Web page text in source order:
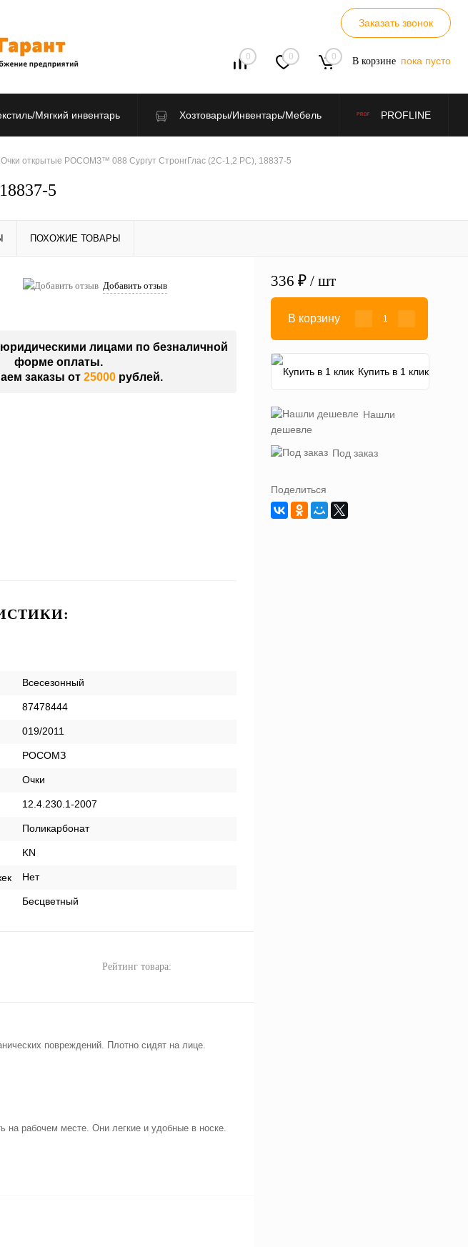
Заказать звонок
0 0 0 В корзине пока пусто
Мягкий инвентарь Хозтовары/Инвентарь/Мебель PROFLINE
Распродажа
Очки открытые РОСОМЗ™ 088 Сургут СтронгГлас (2С-1,2 PС), 18837-5
5
ПОХОЖИЕ ТОВАРЫ
Добавить отзыв
лицами по безналичной
форме оплаты.
заказы от 25000рублей.
Всесезонный
87478444
019/2011
РОСОМЗ
Очки
12.4.230.1-2007
Поликарбонат
KN
Нет
Бесцветный
Рейтинг товара:
повреждений. Плотно сидят на лице.
рабочем месте. Они легкие и удобные в носке.
336 ₽ / шт
В корзину
Купить в 1 клик
Нашли
дешевле
Под заказ
Поделиться